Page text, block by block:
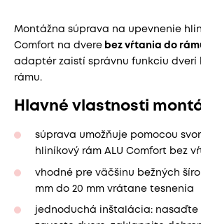
Montážna súprava na upevnenie
Comfort na dvere bez vŕtania do
adaptér zaistí správnu funkciu dverí
rámu.
Hlavné vlastnosti
súprava umožňuje pomocou
hliníkový rám ALU Comfort bez
vhodné pre väčšinu bežných
mm do 20 mm vrátane tesnenia
jednoduchá inštalácia: nasaďte